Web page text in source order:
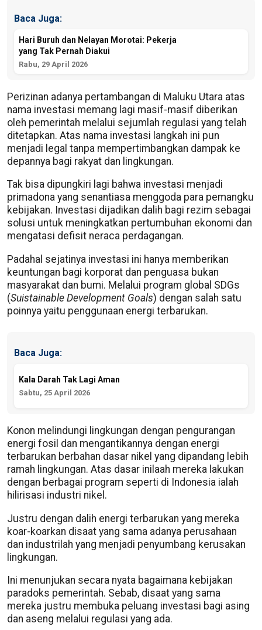
Baca Juga:
Hari Buruh dan Nelayan Morotai: Pekerja
yang Tak Pernah Diakui
Rabu, 29 April 2026
Perizinan adanya pertambangan di Maluku Utara atas
nama investasi memang lagi masif-masif diberikan
oleh pemerintah melalui sejumlah regulasi yang telah
ditetapkan. Atas nama investasi langkah ini pun
menjadi legal tanpa mempertimbangkan dampak ke
depannya bagi rakyat dan lingkungan.
Tak bisa dipungkiri lagi bahwa investasi menjadi
primadona yang senantiasa menggoda para pemangku
kebijakan. Investasi dijadikan dalih bagi rezim sebagai
solusi untuk meningkatkan pertumbuhan ekonomi dan
mengatasi defisit neraca perdagangan.
Padahal sejatinya investasi ini hanya memberikan
keuntungan bagi korporat dan penguasa bukan
masyarakat dan bumi. Melalui program global SDGs
(Suistainable Development Goals) dengan salah satu
poinnya yaitu penggunaan energi terbarukan.
Baca Juga:
Kala Darah Tak Lagi Aman
Sabtu, 25 April 2026
Konon melindungi lingkungan dengan pengurangan
energi fosil dan mengantikannya dengan energi
terbarukan berbahan dasar nikel yang dipandang lebih
ramah lingkungan. Atas dasar inilaah mereka lakukan
dengan berbagai program seperti di Indonesia ialah
hilirisasi industri nikel.
Justru dengan dalih energi terbarukan yang mereka
koar-koarkan disaat yang sama adanya perusahaan
dan industrilah yang menjadi penyumbang kerusakan
lingkungan.
Ini menunjukan secara nyata bagaimana kebijakan
paradoks pemerintah. Sebab, disaat yang sama
mereka justru membuka peluang investasi bagi asing
dan aseng melalui regulasi yang ada.